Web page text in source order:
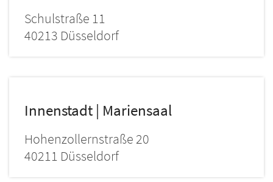
Schulstraße 11
40213 Düsseldorf
Innenstadt | Mariensaal
Hohenzollernstraße 20
40211 Düsseldorf